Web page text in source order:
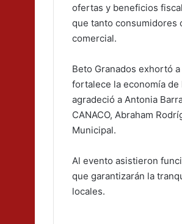
ofertas y beneficios
que tanto consumidores
comercial.
Beto Granados exhortó
fortalece la economía
agradeció a Antonia
CANACO, Abraham
Municipal.
Al evento asistieron
que garantizarán la
locales.